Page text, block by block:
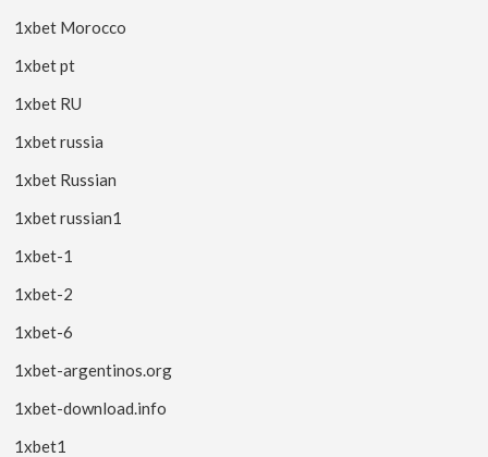
1xbet Morocco
1xbet pt
1xbet RU
1xbet russia
1xbet Russian
1xbet russian1
1xbet-1
1xbet-2
1xbet-6
1xbet-argentinos.org
1xbet-download.info
1xbet1